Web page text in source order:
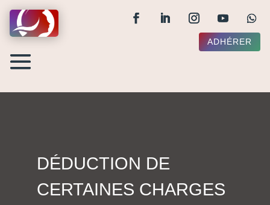
ADHÉRER
DÉDUCTION DE
CERTAINES CHARGES